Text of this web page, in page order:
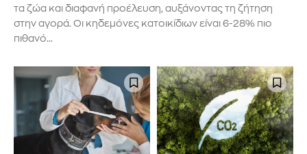
τα ζώα και διαφανή προέλευση, αυξάνοντας τη ζήτηση
στην αγορά. Οι κηδεμόνες κατοικίδιων είναι 6-28% πιο
πιθανό...